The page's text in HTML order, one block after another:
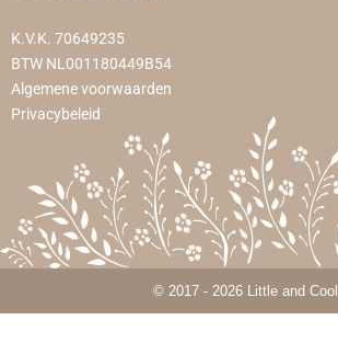
K.V.K. 70649235
BTW NL001180449B54
Algemene voorwaarden
Privacybeleid
© 2017 - 2026 Little and Cool